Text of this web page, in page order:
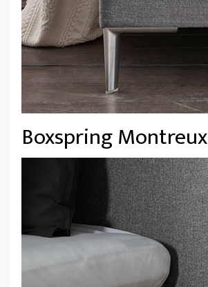
Boxspring Montreux